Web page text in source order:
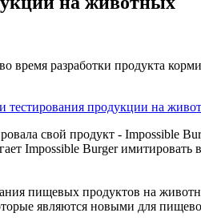
время разработки продукта
свой продукт - Impossible
Impossible Burger
пищевых продуктов на
являются новыми для